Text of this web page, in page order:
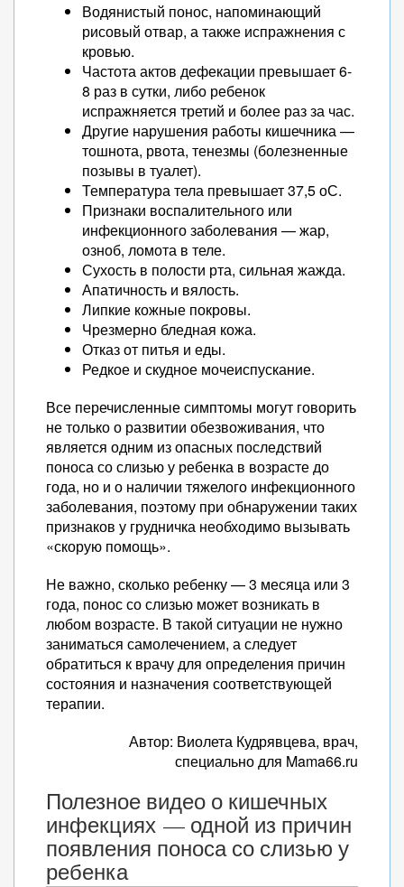
Водянистый понос, напоминающий
рисовый отвар, а также испражнения с
кровью.
Частота актов дефекации превышает 6-
8 раз в сутки, либо ребенок
испражняется третий и более раз за час.
Другие нарушения работы кишечника —
тошнота, рвота, тенезмы (болезненные
позывы в туалет).
Температура тела превышает 37,5 оС.
Признаки воспалительного или
инфекционного заболевания — жар,
озноб, ломота в теле.
Сухость в полости рта, сильная жажда.
Апатичность и вялость.
Липкие кожные покровы.
Чрезмерно бледная кожа.
Отказ от питья и еды.
Редкое и скудное мочеиспускание.
Все перечисленные симптомы могут говорить
не только о развитии обезвоживания, что
является одним из опасных последствий
поноса со слизью у ребенка в возрасте до
года, но и о наличии тяжелого инфекционного
заболевания, поэтому при обнаружении таких
признаков у грудничка необходимо вызывать
«скорую помощь».
Не важно, сколько ребенку — 3 месяца или 3
года, понос со слизью может возникать в
любом возрасте. В такой ситуации не нужно
заниматься самолечением, а следует
обратиться к врачу для определения причин
состояния и назначения соответствующей
терапии.
Автор: Виолета Кудрявцева, врач,
специально для Mama66.ru
Полезное видео о кишечных
инфекциях — одной из причин
появления поноса со слизью у
ребенка